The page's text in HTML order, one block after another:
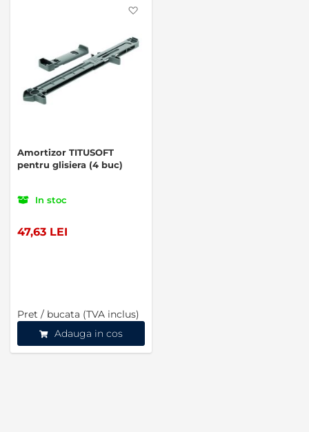
Amortizor TITUSOFT
pentru glisiera (4 buc)
In stoc
47,63 LEI
Pret / bucata (TVA inclus)
Adauga in cos